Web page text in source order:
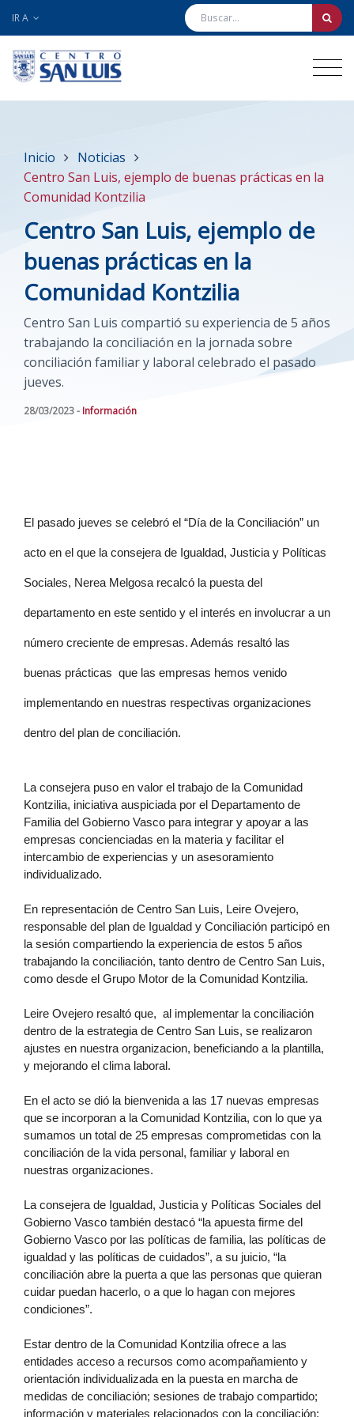
IR A
Inicio
Noticias
Centro San Luis, ejemplo de buenas prácticas en la
Comunidad Kontzilia
Centro San Luis, ejemplo de
buenas prácticas en la
Comunidad Kontzilia
Centro San Luis compartió su experiencia de 5 años
trabajando la conciliación en la jornada sobre
conciliación familiar y laboral celebrado el pasado
jueves.
28/03/2023 - Información
El pasado jueves se celebró el “Día de la Conciliación” un
acto en el que la consejera de Igualdad, Justicia y Políticas
Sociales, Nerea Melgosa recalcó la puesta del
departamento en este sentido y el interés en involucrar a un
número creciente de empresas. Además resaltó las
buenas prácticas  que las empresas hemos venido
implementando en nuestras respectivas organizaciones
dentro del plan de conciliación.
La consejera puso en valor el trabajo de la Comunidad
Kontzilia, iniciativa auspiciada por el Departamento de
Familia del Gobierno Vasco para integrar y apoyar a las
empresas concienciadas en la materia y facilitar el
intercambio de experiencias y un asesoramiento
individualizado.
En representación de Centro San Luis, Leire Ovejero,
responsable del plan de Igualdad y Conciliación participó en
la sesión compartiendo la experiencia de estos 5 años
trabajando la conciliación, tanto dentro de Centro San Luis,
como desde el Grupo Motor de la Comunidad Kontzilia.
Leire Ovejero resaltó que,  al implementar la conciliación
dentro de la estrategia de Centro San Luis, se realizaron
ajustes en nuestra organizacion, beneficiando a la plantilla,
y mejorando el clima laboral.
En el acto se dió la bienvenida a las 17 nuevas empresas
que se incorporan a la Comunidad Kontzilia, con lo que ya
sumamos un total de 25 empresas comprometidas con la
conciliación de la vida personal, familiar y laboral en
nuestras organizaciones.
La consejera de Igualdad, Justicia y Políticas Sociales del
Gobierno Vasco también destacó “la apuesta firme del
Gobierno Vasco por las políticas de familia, las políticas de
igualdad y las políticas de cuidados”, a su juicio, “la
conciliación abre la puerta a que las personas que quieran
cuidar puedan hacerlo, o a que lo hagan con mejores
condiciones”.
Estar dentro de la Comunidad Kontzilia ofrece a las
entidades acceso a recursos como acompañamiento y
orientación individualizada en la puesta en marcha de
medidas de conciliación; sesiones de trabajo compartido;
información y materiales relacionados con la conciliación;